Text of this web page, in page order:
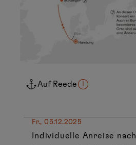
Auf Reede
Fr., 05.12.2025
Individuelle Anreise nach